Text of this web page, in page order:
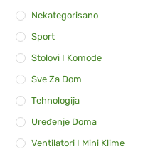
Nekategorisano
Sport
Stolovi I Komode
Sve Za Dom
Tehnologija
Uređenje Doma
Ventilatori I Mini Klime